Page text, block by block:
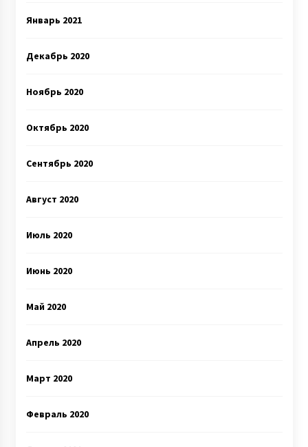
Январь 2021
Декабрь 2020
Ноябрь 2020
Октябрь 2020
Сентябрь 2020
Август 2020
Июль 2020
Июнь 2020
Май 2020
Апрель 2020
Март 2020
Февраль 2020